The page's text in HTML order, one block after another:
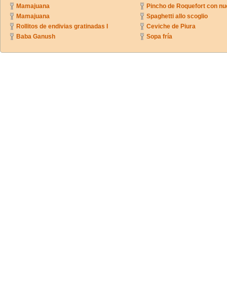
Mamajuana
Mamajuana
Rollitos de endivias gratinadas I
Baba Ganush
Pincho de Roquefort con
Spaghetti allo scoglio
Ceviche de Piura
Sopa fría